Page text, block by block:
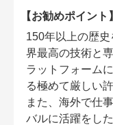
【お勧めポイント】
150年以上の歴
界最高の技術と
ラットフォーム
る極めて厳しい
また、海外で仕
バルに活躍をし